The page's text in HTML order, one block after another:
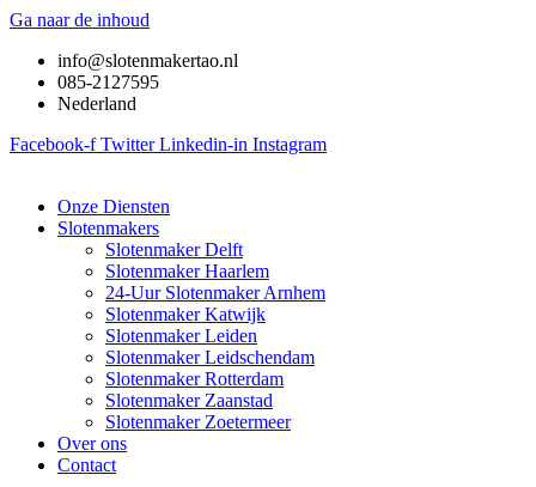
Ga naar de inhoud
info@slotenmakertao.nl
085-2127595
Nederland
Facebook-f Twitter Linkedin-in Instagram
Onze Diensten
Slotenmakers
Slotenmaker Delft
Slotenmaker Haarlem
24-Uur Slotenmaker Arnhem
Slotenmaker Katwijk
Slotenmaker Leiden
Slotenmaker Leidschendam
Slotenmaker Rotterdam
Slotenmaker Zaanstad
Slotenmaker Zoetermeer
Over ons
Contact